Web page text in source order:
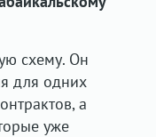
схему. Он
для одних
а
уже